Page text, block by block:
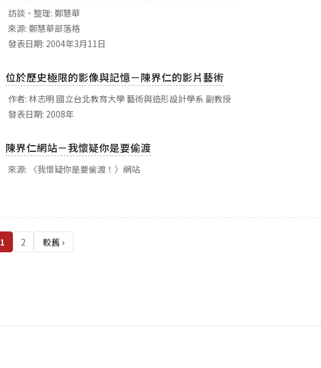
訪談、整理: 鄭慧華
來源: 鄭慧華部落格
發表日期: 2004年3月11日
位於歷史極限的影像與記憶－陳界仁的影片藝術
作者: 林志明 國立台北教育大學 藝術與造形設計學系 副教授
發表日期: 2008年
陳界仁網站－我懷疑你是要偷渡
來源: 〈我懷疑你是要偷渡！〉網站
文
章
1 2 較舊 ›